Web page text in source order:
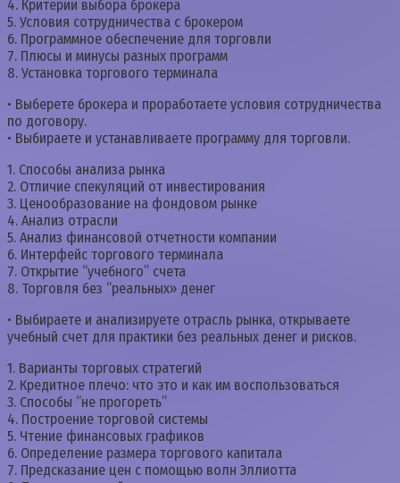
4. Критерии выбора брокера
5. Условия сотрудничества с брокером
6. Программное обеспечение для торговли
7. Плюсы и минусы разных программ
8. Установка торгового терминала
• Выберете брокера и проработаете условия сотрудничества
по договору.
• Выбираете и устанавливаете программу для торговли.
1. Способы анализа рынка
2. Отличие спекуляций от инвестирования
3. Ценообразование на фондовом рынке
4. Анализ отрасли
5. Анализ финансовой отчетности компании
6. Интерфейс торгового терминала
7. Открытие “учебного” счета
8. Торговля без “реальных» денег
• Выбираете и анализируете отрасль рынка, открываете
учебный счет для практики без реальных денег и рисков.
1. Варианты торговых стратегий
2. Кредитное плечо: что это и как им воспользоваться
3. Способы “не прогореть”
4. Построение торговой системы
5. Чтение финансовых графиков
6. Определение размера торгового капитала
7. Предсказание цен с помощью волн Эллиотта